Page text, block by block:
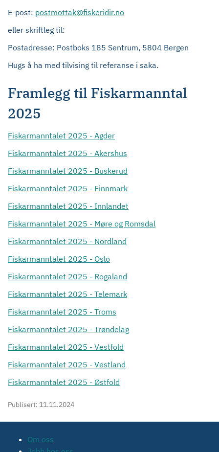
E-post: postmottak@fiskeridir.no
eller skriftleg til:
Postadresse: Postboks 185 Sentrum, 5804 Bergen
Hugs å ha med tilvising til referanse i saka.
Framlegg til Fiskarmanntal
2025
Fiskarmanntalet 2025 - Agder
Fiskarmanntalet 2025 - Akershus
Fiskarmanntalet 2025 - Buskerud
Fiskarmanntalet 2025 - Finnmark
Fiskarmanntalet 2025 - Innlandet
Fiskarmanntalet 2025 - Møre og Romsdal
Fiskarmanntalet 2025 - Nordland
Fiskarmanntalet 2025 - Oslo
Fiskarmanntalet 2025 - Rogaland
Fiskarmanntalet 2025 - Telemark
Fiskarmanntalet 2025 - Troms
Fiskarmanntalet 2025 - Trøndelag
Fiskarmanntalet 2025 - Vestfold
Fiskarmanntalet 2025 - Vestland
Fiskarmanntalet 2025 - Østfold
Publisert: 11.11.2024
Om oss